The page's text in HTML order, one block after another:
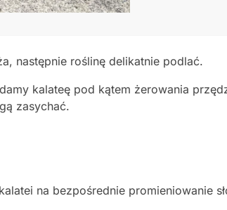
następnie roślinę delikatnie podlać.
kalateę pod kątem żerowania
zasychać.
na bezpośrednie promieniowanie